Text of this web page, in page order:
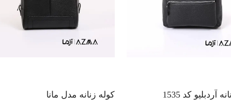
آردبلیو کد 1535 کوله زنانه مدل مانا